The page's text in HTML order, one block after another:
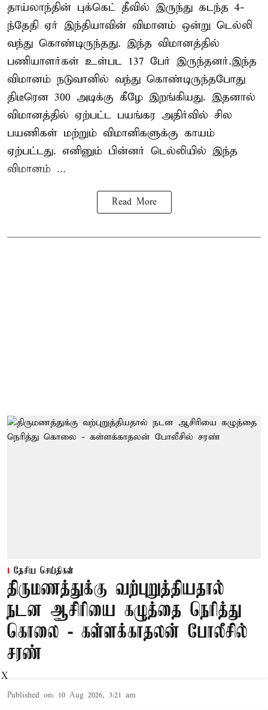
தாய்லாந்தின் புக்கெட் தீவில் இருந்து கடந்த 4-
ந்தேதி ஏர் இந்தியாவின் விமானம் ஒன்று டெல்லி
வந்து கொண்டிருந்தது. இந்த விமானத்தில்
பணியாளர்கள் உள்பட 137 பேர் இருந்தனர்.இந்த
விமானம் நடுவானில் வந்து கொண்டிருந்தபோது
திடீரென 300 அடிக்கு கீழே இறங்கியது. இதனால்
விமானத்தில் ஏற்பட்ட பயங்கர அதிர்வில் சில
பயணிகள் மற்றும் விமானிகளுக்கு காயம்
ஏற்பட்டது. எனினும் பின்னர் டெல்லியில் இந்த
விமானம் ...
Read More
தேசிய செய்திகள்
திருமணத்துக்கு வற்புறுத்தியதால்
நடன ஆசிரியை கழுத்தை நெரித்து
கொலை - கள்ளக்காதலன் போலீசில்
சரண்
Published on: 10 Aug 2026, 3:21 am
X